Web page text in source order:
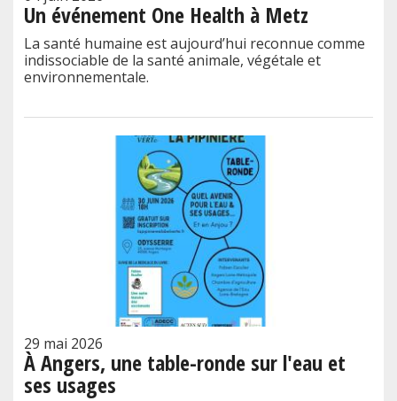
Un événement One Health à Metz
La santé humaine est aujourd’hui reconnue comme
indissociable de la santé animale, végétale et
environnementale.
29 mai 2026
À Angers, une table-ronde sur l'eau et
ses usages